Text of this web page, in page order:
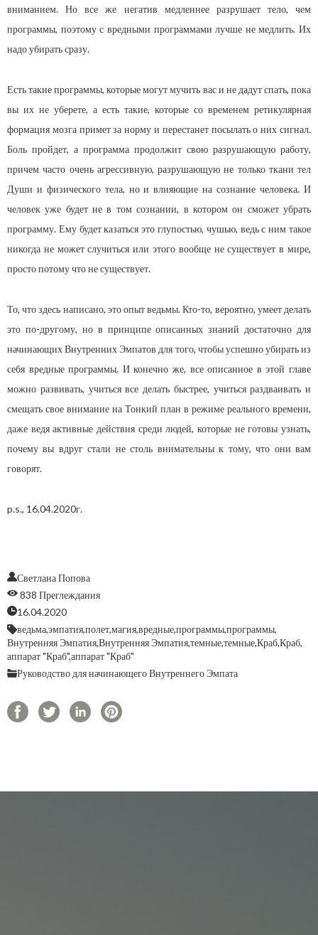
вниманием. Но все же негатив медленнее разрушает тело, чем
программы, поэтому с вредными программами лучше не медлить. Их
надо убирать сразу.
Есть такие программы, которые могут мучить вас и не дадут спать, пока
вы их не уберете, а есть такие, которые со временем ретикулярная
формация мозга примет за норму и перестанет посылать о них сигнал.
Боль пройдет, а программа продолжит свою разрушающую работу,
причем часто очень агрессивную, разрушающую не только ткани тел
Души и физического тела, но и влияющие на сознание человека. И
человек уже будет не в том сознании, в котором он сможет убрать
программу. Ему будет казаться это глупостью, чушью, ведь с ним такое
никогда не может случиться или этого вообще не существует в мире,
просто потому что не существует.
То, что здесь написано, это опыт ведьмы. Кто-то, вероятно, умеет делать
это по-другому, но в принципе описанных знаний достаточно для
начинающих Внутренних Эмпатов для того, чтобы успешно убирать из
себя вредные программы. И конечно же, все описанное в этой главе
можно развивать, учиться все делать быстрее, учиться раздваивать и
смещать свое внимание на Тонкий план в режиме реального времени,
даже ведя активные действия среди людей, которые не готовы узнать,
почему вы вдруг стали не столь внимательны к тому, что они вам
говорят.
p.s., 16.04.2020г.
Светлана Попова
838 Преглеждания
16.04.2020
ведьма,эмпатия,полет,магия,вредные,программы,программы,
Внутренняя Эмпатия,Внутренняя Эмпатия,темные,темные,Краб,Краб,
аппарат "Краб",аппарат "Краб"
Руководство для начинающего Внутреннего Эмпата